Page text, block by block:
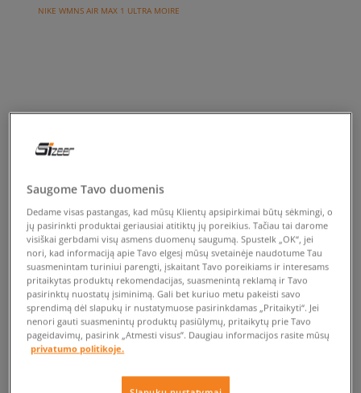
NIKE WMNS AIR MAX 1 ULTRA MOIRE
Saugome Tavo duomenis
Dedame visas pastangas, kad mūsų Klientų apsipirkimai būtų sėkmingi, o
jų pasirinkti produktai geriausiai atitiktų jų poreikius. Tačiau tai darome
visiškai gerbdami visų asmens duomenų saugumą. Spustelk „OK“, jei
nori, kad informaciją apie Tavo elgesį mūsų svetainėje naudotume Tau
suasmenintam turiniui parengti, įskaitant Tavo poreikiams ir interesams
pritaikytas produktų rekomendacijas, suasmenintą reklamą ir Tavo
pasirinktų nuostatų įsiminimą. Gali bet kuriuo metu pakeisti savo
sprendimą dėl slapukų ir nustatymuose pasirinkdamas „Pritaikyti“. Jei
nenori gauti suasmenintų produktų pasiūlymų, pritaikytų prie Tavo
pageidavimų, pasirink „Atmesti visus”. Daugiau informacijos rasite mūsų
privatumo politikoje.